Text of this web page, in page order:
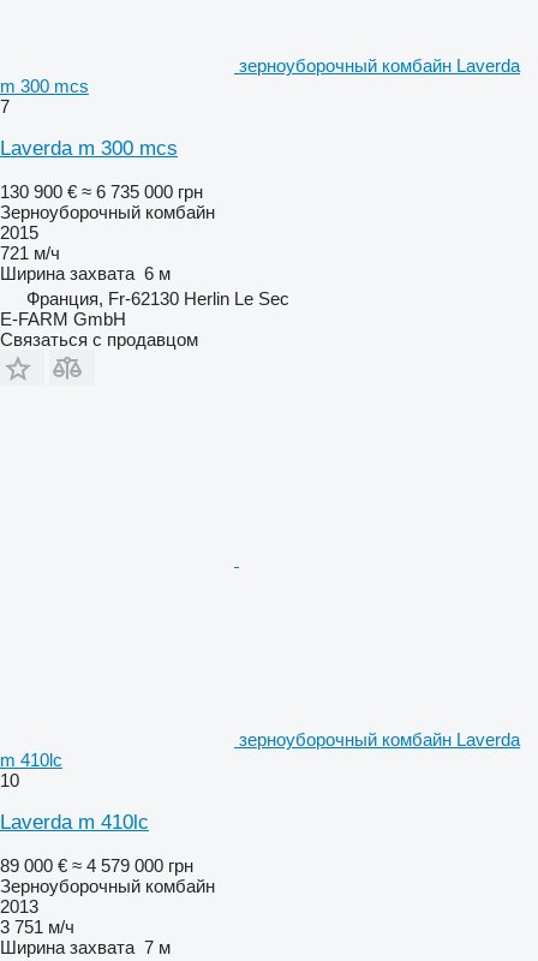
зерноуборочный комбайн Laverda
m 300 mcs
7
Laverda m 300 mcs
130 900 € ≈ 6 735 000 грн
Зерноуборочный комбайн
2015
721 м/ч
Ширина захвата 6 м
Франция, Fr-62130 Herlin Le Sec
E-FARM GmbH
Связаться с продавцом
зерноуборочный комбайн Laverda
m 410lc
10
Laverda m 410lc
89 000 € ≈ 4 579 000 грн
Зерноуборочный комбайн
2013
3 751 м/ч
Ширина захвата 7 м